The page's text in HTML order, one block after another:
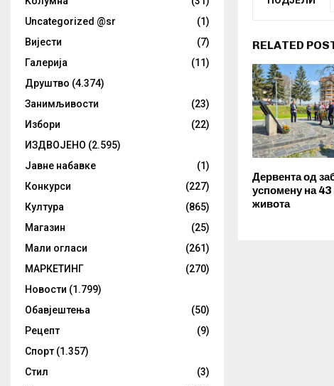
RELATED
Дервента од
успомену на
живота
Uncategorized @sr
(1)
Вијести
(7)
Галерија
(11)
Друштво (4.374)
Занимљивости
(23)
Избори
(22)
ИЗДВОЈЕНО (2.595)
Јавне набавке
(1)
Конкурси
(227)
Култура
(865)
Магазин
(25)
Мали огласи
(261)
МАРКЕТИНГ
(270)
Новости (1.799)
Обавјештења
(50)
Рецепт
(9)
Спорт (1.357)
Стил
(3)